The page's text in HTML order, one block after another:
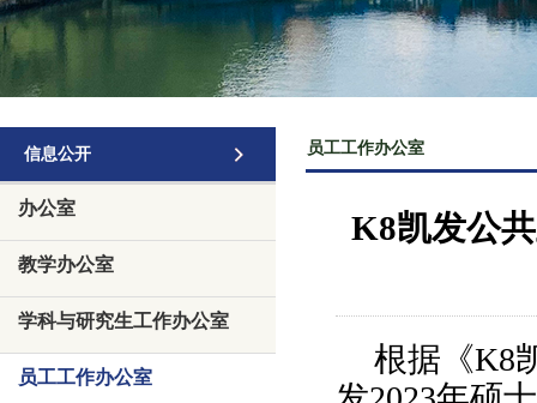
信息公开
办公室
教学办公室
学科与研究生工作办公室
员工工作办公室
员工工作办公室
K8凯发公
根据《K8